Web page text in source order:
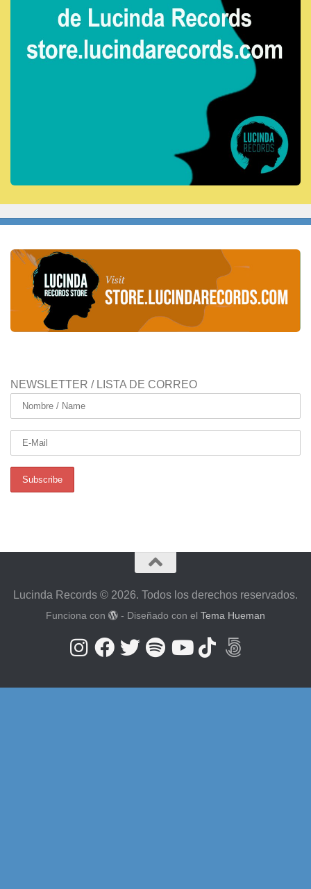
NEWSLETTER / LISTA DE CORREO
Lucinda Records © 2026. Todos los derechos reservados.
Funciona con - Diseñado con el Tema Hueman